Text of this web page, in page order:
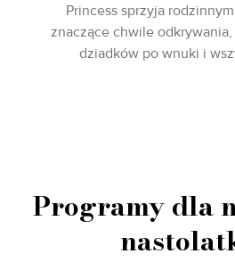
Princess sprzyja
znaczące chwile
dziadków po wnuki i
Programy dla